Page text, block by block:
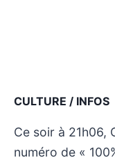
CULTURE / INFOS
Ce soir à 21h06,
numéro de «